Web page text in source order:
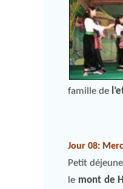
famille de
Jour 08:
Petit
le mont de